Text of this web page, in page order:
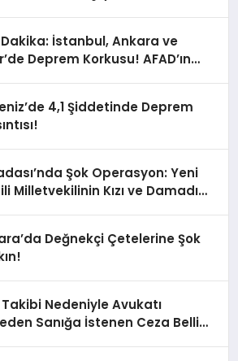
Dakika: İstanbul, Ankara ve
Deprem Korkusu! AFAD’ın
4,1 Şiddetinde Deprem
Şok Operasyon: Yeni
Milletvekilinin Kızı ve Damadı
Değnekçi Çetelerine Şok
Nedeniyle Avukatı
Sanığa İstenen Ceza Belli